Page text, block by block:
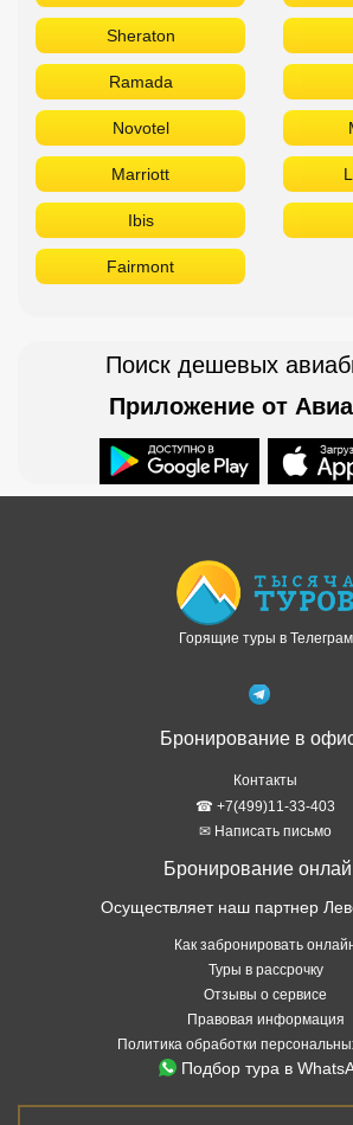
Sheraton
Ramada
Novotel
Marriott
Ibis
Fairmont
Поиск дешевых
Приложение от
Горящие туры в Телеграм
Бронирование в
Контакты
☎ +7(499)11-33-403
✉ Написать письмо
Бронирование
Осуществляет наш партнер
Как забронировать
Туры в рассрочку
Отзывы о сервисе
Правовая информация
Политика обработки
Подбор тура в